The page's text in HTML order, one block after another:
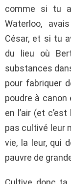
comme si tu
Waterloo,
César, et si tu
du lieu où
substances
pour fabriquer
poudre à
en l’air (et
pas cultivé leur
vie, la leur, qui
pauvre de